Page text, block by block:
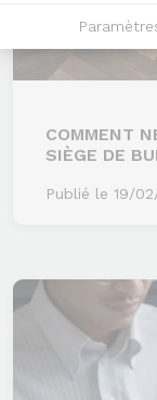
COMMENT
SIÈGE DE
Publié le 19/